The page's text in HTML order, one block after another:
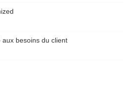
aux besoins du client